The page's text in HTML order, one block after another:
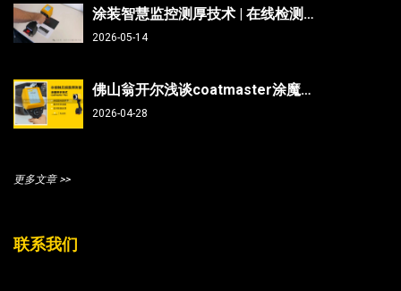
涂装智慧监控测厚技术 | 在线检测、非接触无损、防呆、不限底材
2026-05-14
佛山翁开尔浅谈coatmaster涂魔师测曲面/焊缝/内部，复杂部件涂层测厚不再难
2026-04-28
更多文章 >>
联系我们